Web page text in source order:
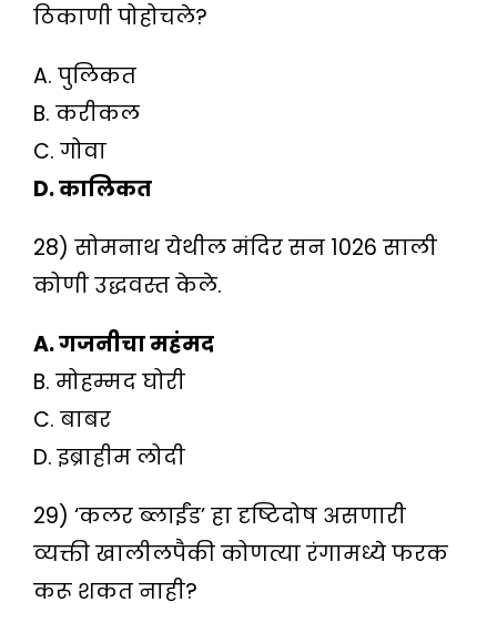
ठिकाणी पोहोचले?
A. पुलिकत
B. करीकल
C. गोवा
D. कालिकत
28) सोमनाथ येथील मंदिर सन 1026 साली
कोणी उद्धवस्त केले.
A. गजनीचा महंमद
B. मोहम्मद घोरी
C. बाबर
D. इब्राहीम लोदी
29) ‘कलर ब्लाईंड’ हा दृष्टिदोष असणारी
व्यक्ती खालीलपैकी कोणत्या रंगामध्ये फरक
करू शकत नाही?